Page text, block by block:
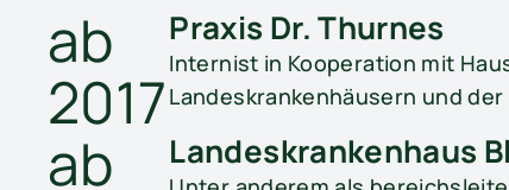
ab
2017
Praxis Dr. Thurnes
Internist in Kooperation mit
Landeskrankenhäusern und der
ab
Landes­krankenhaus